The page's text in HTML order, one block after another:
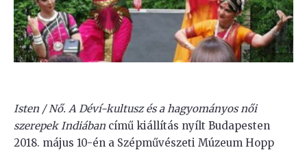
Isten / Nő. A Déví-kultusz és a hagyományos női
szerepek Indiában című kiállítás nyílt Budapesten
2018. május 10-én a Szépművészeti Múzeum Hopp